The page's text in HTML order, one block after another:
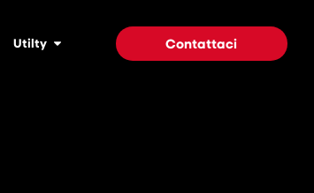
Utilty Contattaci